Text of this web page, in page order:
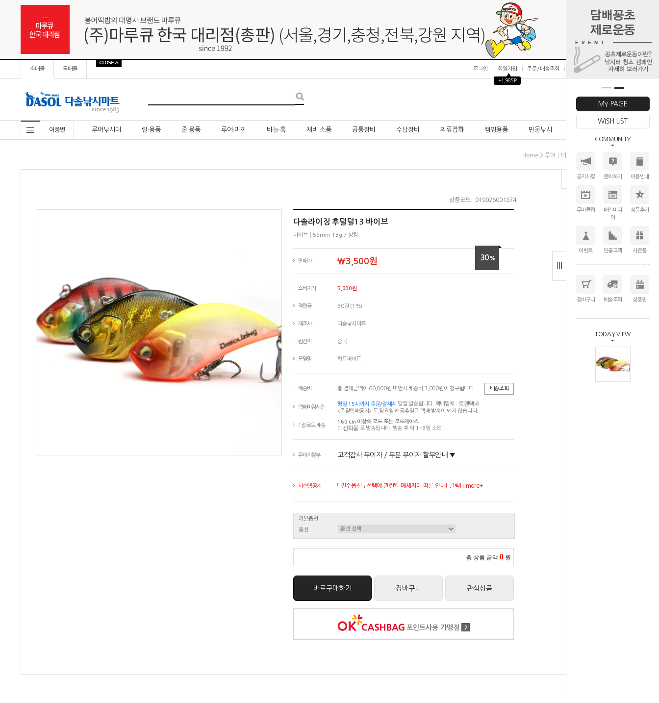
MY PAGE
WISH LIST
COMMUNITY
공지사항 문의하기 이용안내
무비클립
매스미디
어
상품후기
이벤트 단골고객 사은품
장바구니 배송조회 상품권
TODAY VIEW
소매몰 도매몰 로그인 회원가입
▲
+1,985P
주문/배송조회 마이페이지
어종별 루어낚시대 릴·용품 줄·용품 루어·미끼 바늘·훅 채비·소품 공통장비 수납장비 의류잡화 캠핑용품 민물낚시 바다낚시
Home > 루어│미끼
상품코드 : 019026001874
다솔라이징 후덜덜13 바이브
바이브│55mm 13g / 싱킹
판매가 ￦3,500원 30%
소비자가 5,000원
적립금 30원 (1%)
제조사 다솔낚시마트
원산지 중국
모델명 하드베이트
배송비 총 결제금액이 60,000원 미만시 배송비 3,000원이 청구됩니다. 배송조회
택배마감시간
평일 15시까지 주문/결제시 당일 발송됩니다. 택배업체 : 로젠택배
<주말택배공지> 토,일요일과 공휴일은 택배 발송이 되지 않습니다.
1절 로드 배송
160 cm 이상의 로드 또는 로드케이스
대신화물 로 발송됩니다. 발송 후 약 1~3일 소요
무이자할부 고객감사 무이자 / 부분 무이자 할부안내 ▼
시스템 공지 「 필수옵션 」 선택에 관련된 메세지에 따른 안내! 클릭!! more+
기본옵션
옵션
총 상품 금액 0 원
바로구매하기 장바구니 관심상품
포인트사용 가맹점 ?